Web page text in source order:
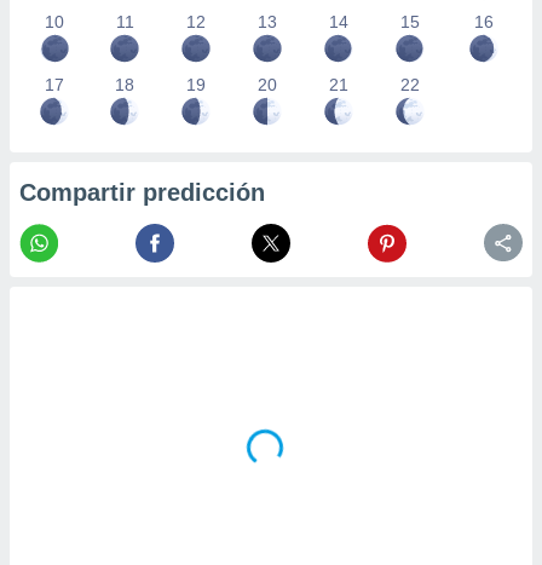
10 11 12 13 14 15 16
17 18 19 20 21 22
Compartir predicción